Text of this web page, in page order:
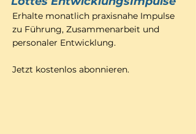
Erhalte monatlich praxisnahe Impulse
zu Führung, Zusammenarbeit und
personaler Entwicklung.
Jetzt kostenlos abonnieren.